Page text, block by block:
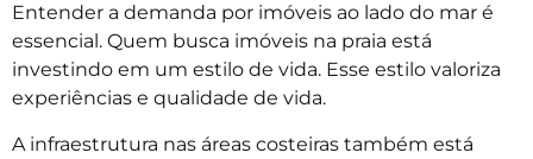
Entender a demanda por imóveis ao lado do mar é
essencial. Quem busca imóveis na praia está
investindo em um estilo de vida. Esse estilo valoriza
experiências e qualidade de vida.
A infraestrutura nas áreas costeiras também está